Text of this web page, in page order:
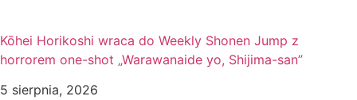
Kōhei Horikoshi wraca do Weekly Shonen Jump z
horrorem one-shot „Warawanaide yo, Shijima-san”
5 sierpnia, 2026